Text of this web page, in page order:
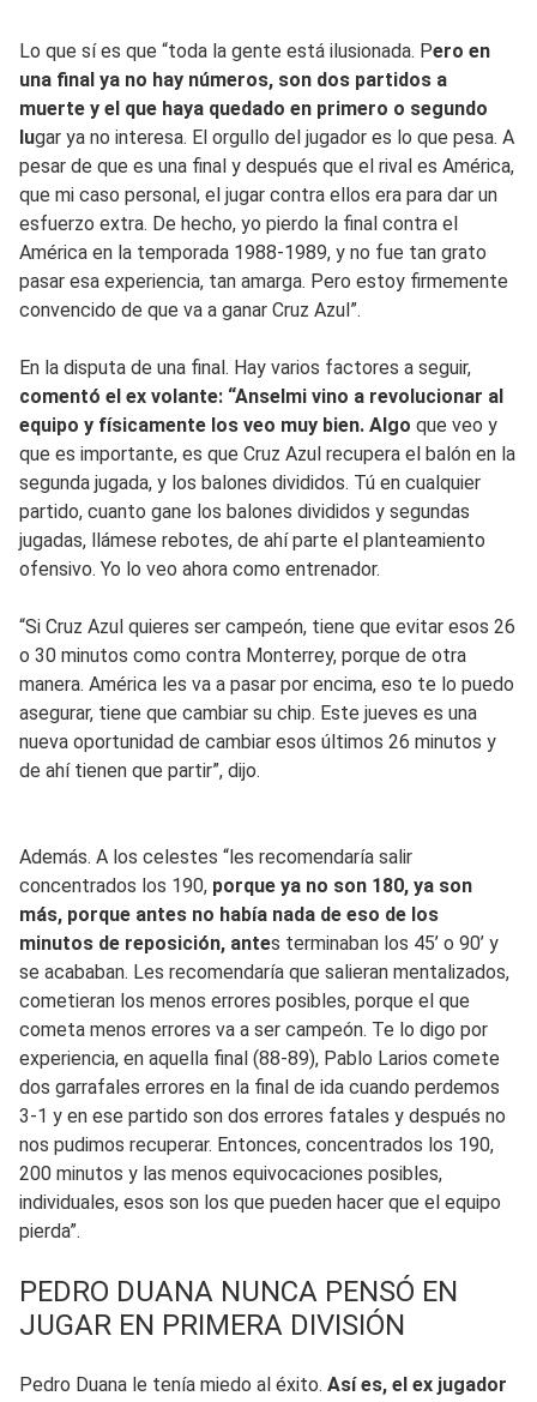
Lo que sí es que “toda la gente está ilusionada. Pero en
una final ya no hay números, son dos partidos a
muerte y el que haya quedado en primero o segundo
lugar ya no interesa. El orgullo del jugador es lo que pesa. A
pesar de que es una final y después que el rival es América,
que mi caso personal, el jugar contra ellos era para dar un
esfuerzo extra. De hecho, yo pierdo la final contra el
América en la temporada 1988-1989, y no fue tan grato
pasar esa experiencia, tan amarga. Pero estoy firmemente
convencido de que va a ganar Cruz Azul”.
En la disputa de una final. Hay varios factores a seguir,
comentó el ex volante: “Anselmi vino a revolucionar al
equipo y físicamente los veo muy bien. Algo que veo y
que es importante, es que Cruz Azul recupera el balón en la
segunda jugada, y los balones divididos. Tú en cualquier
partido, cuanto gane los balones divididos y segundas
jugadas, llámese rebotes, de ahí parte el planteamiento
ofensivo. Yo lo veo ahora como entrenador.
“Si Cruz Azul quieres ser campeón, tiene que evitar esos 26
o 30 minutos como contra Monterrey, porque de otra
manera. América les va a pasar por encima, eso te lo puedo
asegurar, tiene que cambiar su chip. Este jueves es una
nueva oportunidad de cambiar esos últimos 26 minutos y
de ahí tienen que partir”, dijo.
Además. A los celestes “les recomendaría salir
concentrados los 190, porque ya no son 180, ya son
más, porque antes no había nada de eso de los
minutos de reposición, antes terminaban los 45’ o 90’ y
se acababan. Les recomendaría que salieran mentalizados,
cometieran los menos errores posibles, porque el que
cometa menos errores va a ser campeón. Te lo digo por
experiencia, en aquella final (88-89), Pablo Larios comete
dos garrafales errores en la final de ida cuando perdemos
3-1 y en ese partido son dos errores fatales y después no
nos pudimos recuperar. Entonces, concentrados los 190,
200 minutos y las menos equivocaciones posibles,
individuales, esos son los que pueden hacer que el equipo
pierda”.
PEDRO DUANA NUNCA PENSÓ EN
JUGAR EN PRIMERA DIVISIÓN
Pedro Duana le tenía miedo al éxito. Así es, el ex jugador